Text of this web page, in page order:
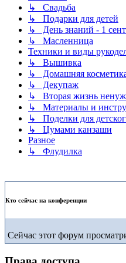
↳ Свадьба
↳ Подарки для детей
↳ День знаний - 1
↳ Масленница
Техники и виды
↳ Вышивка
↳ Домашняя
↳ Декупаж
↳ Вторая жизнь
↳ Материалы и
↳ Поделки для
↳ Цумами канзаши
Разное
↳ Флудилка
Кто сейчас на конференции
Сейчас этот форум